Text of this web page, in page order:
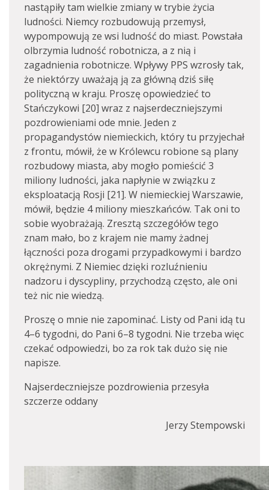
nastąpiły tam wielkie zmiany w trybie życia
ludności. Niemcy rozbudowują przemysł,
wypompowują ze wsi ludność do miast. Powstała
olbrzymia ludność robotnicza, a z nią i
zagadnienia robotnicze. Wpływy PPS wzrosły tak,
że niektórzy uważają ją za główną dziś siłę
polityczną w kraju. Proszę opowiedzieć to
Stańczykowi [20] wraz z najserdeczniejszymi
pozdrowieniami ode mnie. Jeden z
propagandystów niemieckich, który tu przyjechał
z frontu, mówił, że w Królewcu robione są plany
rozbudowy miasta, aby mogło pomieścić 3
miliony ludności, jaka napłynie w związku z
eksploatacją Rosji [21]. W niemieckiej Warszawie,
mówił, będzie 4 miliony mieszkańców. Tak oni to
sobie wyobrażają. Zresztą szczegółów tego
znam mało, bo z krajem nie mamy żadnej
łączności poza drogami przypadkowymi i bardzo
okrężnymi. Z Niemiec dzięki rozluźnieniu
nadzoru i dyscypliny, przychodzą często, ale oni
też nic nie wiedzą.
Proszę o mnie nie zapominać. Listy od Pani idą tu
4–6 tygodni, do Pani 6–8 tygodni. Nie trzeba więc
czekać odpowiedzi, bo za rok tak dużo się nie
napisze.
Najserdeczniejsze pozdrowienia przesyła
szczerze oddany
Jerzy Stempowski